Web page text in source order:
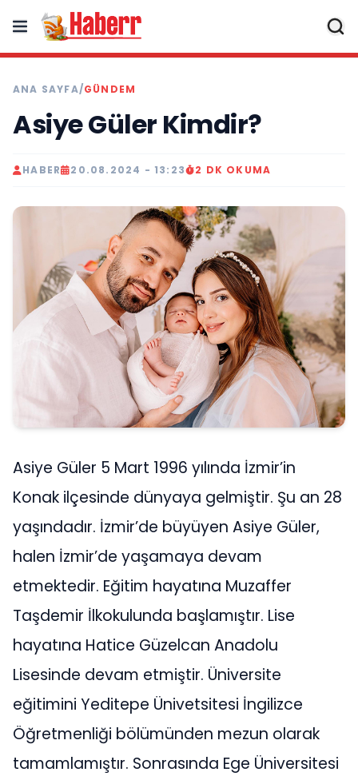
ANA SAYFA/GÜNDEM
Asiye Güler Kimdir?
HABER 20.08.2024 - 13:23 2 DK OKUMA
Asiye Güler 5 Mart 1996 yılında İzmir’in
Konak ilçesinde dünyaya gelmiştir. Şu an 28
yaşındadır. İzmir’de büyüyen Asiye Güler,
halen İzmir’de yaşamaya devam
etmektedir. Eğitim hayatına Muzaffer
Taşdemir İlkokulunda başlamıştır. Lise
hayatına Hatice Güzelcan Anadolu
Lisesinde devam etmiştir. Üniversite
eğitimini Yeditepe Ünivetsitesi İngilizce
Öğretmenliği bölümünden mezun olarak
tamamlamıştır. Sonrasında Ege Üniversitesi